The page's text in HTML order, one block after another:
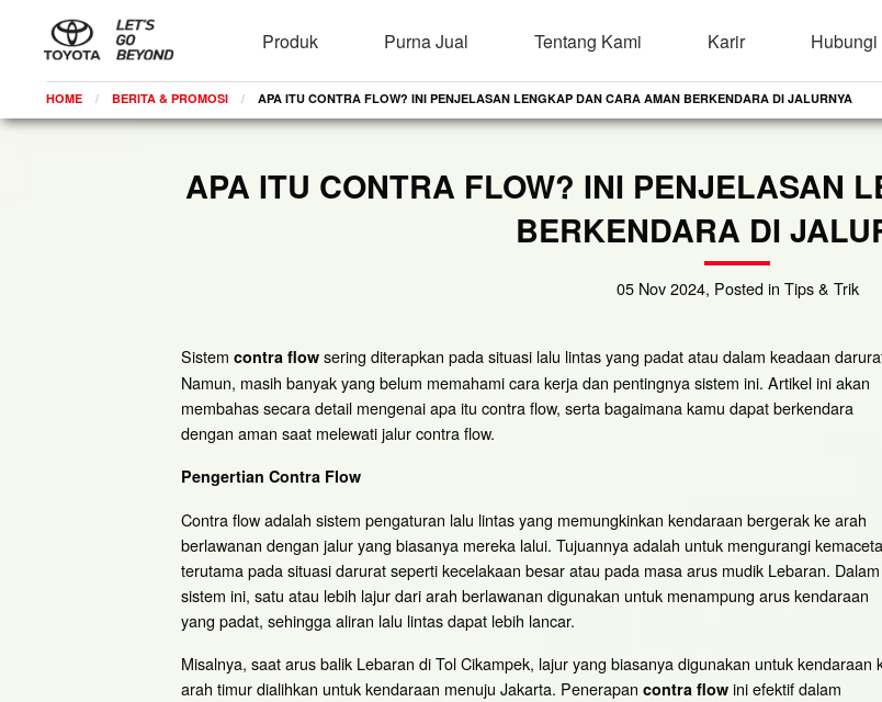
Produk Purna Jual Tentang Kami Karir Hubungi
HOME BERITA & PROMOSI CURRENT:
APA ITU CONTRA FLOW? INI PENJELASAN LENGKAP DAN CARA AMAN BERKENDARA DI JALURNYA
APA ITU CONTRA FLOW? INI PENJELASAN
BERKENDARA DI
05 Nov 2024, Posted in Tips & Trik
Sistemcontra flow sering diterapkan pada situasi lalu lintas yang padat atau dalam keadaan
Namun, masih banyak yang belum memahami cara kerja dan pentingnya sistem ini. Artikel ini akan
membahas secara detail mengenai apa itu contra flow, serta bagaimana kamu dapat berkendara
dengan aman saat melewati jalur contra flow.
Pengertian Contra Flow
Contra flow adalah sistem pengaturan lalu lintas yang memungkinkan kendaraan bergerak ke arah
berlawanan dengan jalur yang biasanya mereka lalui. Tujuannya adalah untuk mengurangi
terutama pada situasi darurat seperti kecelakaan besar atau pada masa arus mudik Lebaran. Dalam
sistem ini, satu atau lebih lajur dari arah berlawanan digunakan untuk menampung arus kendaraan
yang padat, sehingga aliran lalu lintas dapat lebih lancar.
Misalnya, saat arus balik Lebaran di Tol Cikampek, lajur yang biasanya digunakan untuk kendaraan
arah timur dialihkan untuk kendaraan menuju Jakarta. Penerapancontra flow ini efektif dalam